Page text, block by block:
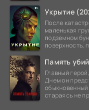
Укрытие
После
маленькая
подземном
поверхность,
Память
Главный
Днем он
обыкновенный
стараясь не